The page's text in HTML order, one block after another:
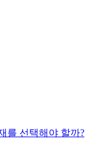
를 선택해야 할까?